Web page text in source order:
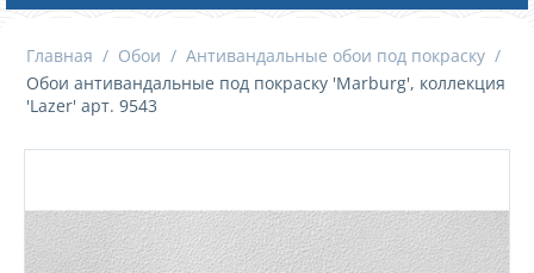
Главная / Обои / Антивандальные обои под покраску /
Обои антивандальные под покраску 'Marburg', коллекция
'Lazer' арт. 9543